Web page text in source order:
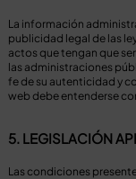
La información
publicidad legal de las
actos que tengan que
las administraciones
fe de su autenticidad y
web debe entenderse
5. LEGISLACIÓN
Las condiciones